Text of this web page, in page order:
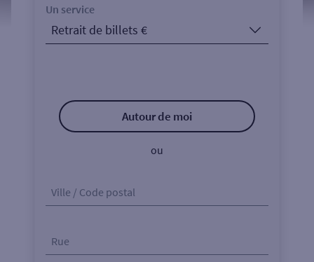
Un service
Autour de moi
ou
Ville / Code postal
Rue